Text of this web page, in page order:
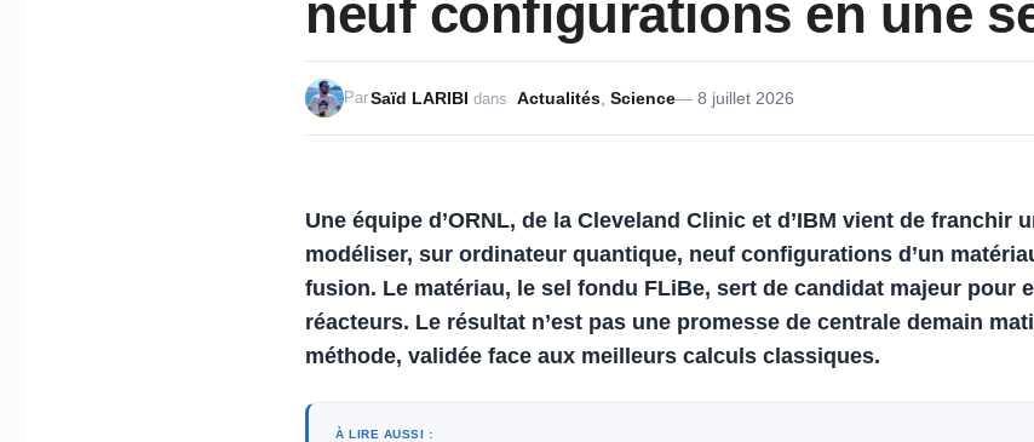
neuf configurations en une
8 juillet 2026
ParSaïd LARIBI dans Actualités Science
Une équipe d’ORNL, de la Cleveland Clinic et d’IBM vient de franchir
modéliser, sur ordinateur quantique, neuf configurations d’un
fusion. Le matériau, le sel fondu FLiBe, sert de candidat majeur pour
réacteurs. Le résultat n’est pas une promesse de centrale demain
méthode, validée face aux meilleurs calculs classiques.
À LIRE AUSSI :